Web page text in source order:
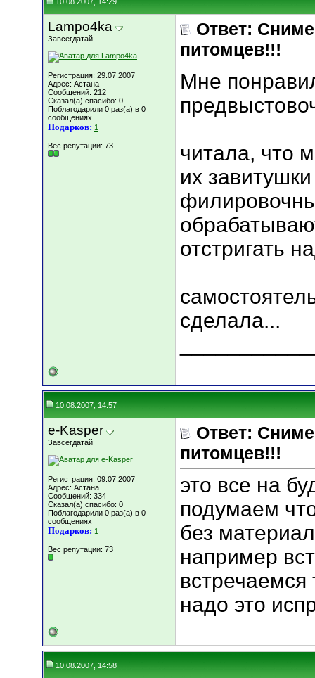
Lampo4ka
Завсегдатай
Регистрация: 29.07.2007
Адрес: Астана
Сообщений: 212
Сказал(а) спасибо: 0
Поблагодарили 0 раз(а) в 0
сообщениях
Подарков: 1
Вес репутации: 73
Ответ:
питомцев!!!
Мне
читала, что
их
отстригать
сделала...
10.08.2007, 14:57
e-Kasper
Завсегдатай
Регистрация: 09.07.2007
Адрес: Астана
Сообщений: 334
Сказал(а) спасибо: 0
Поблагодарили 0 раз(а) в 0
сообщениях
Подарков: 1
Вес репутации: 73
Ответ:
питомцев!!!
это все на
подумаем
без
например
встречаемся
надо это
10.08.2007, 14:58